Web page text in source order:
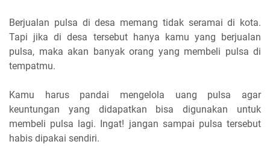
Berjualan pulsa di desa memang tidak seramai di kota.
Tapi jika di desa tersebut hanya kamu yang berjualan
pulsa, maka akan banyak orang yang membeli pulsa di
tempatmu.
Kamu harus pandai mengelola uang pulsa agar
keuntungan yang didapatkan bisa digunakan untuk
membeli pulsa lagi. Ingat! jangan sampai pulsa tersebut
habis dipakai sendiri.